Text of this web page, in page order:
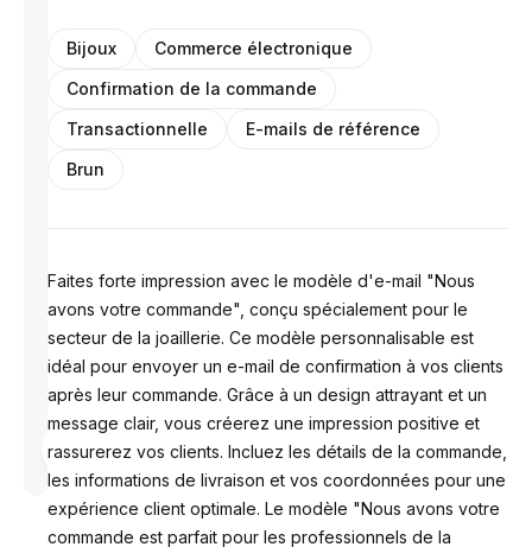
Anastasiia
Bijoux
Commerce électronique
Confirmation de la commande
Transactionnelle
E-mails de référence
Brun
Faites forte impression avec le modèle d'e-mail "Nous
avons votre commande", conçu spécialement pour le
secteur de la joaillerie. Ce modèle personnalisable est
idéal pour envoyer un e-mail de confirmation à vos clients
après leur commande. Grâce à un design attrayant et un
message clair, vous créerez une impression positive et
rassurerez vos clients. Incluez les détails de la commande,
les informations de livraison et vos coordonnées pour une
expérience client optimale. Le modèle "Nous avons votre
commande est parfait pour les professionnels de la